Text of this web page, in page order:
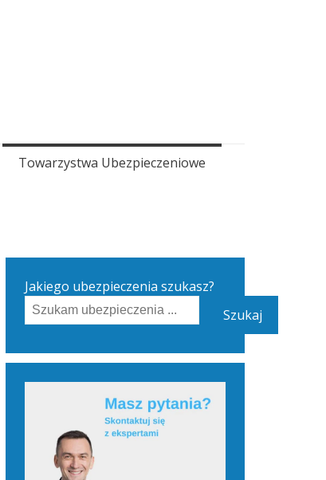
Towarzystwa Ubezpieczeniowe
Jakiego ubezpieczenia szukasz?
Szukaj